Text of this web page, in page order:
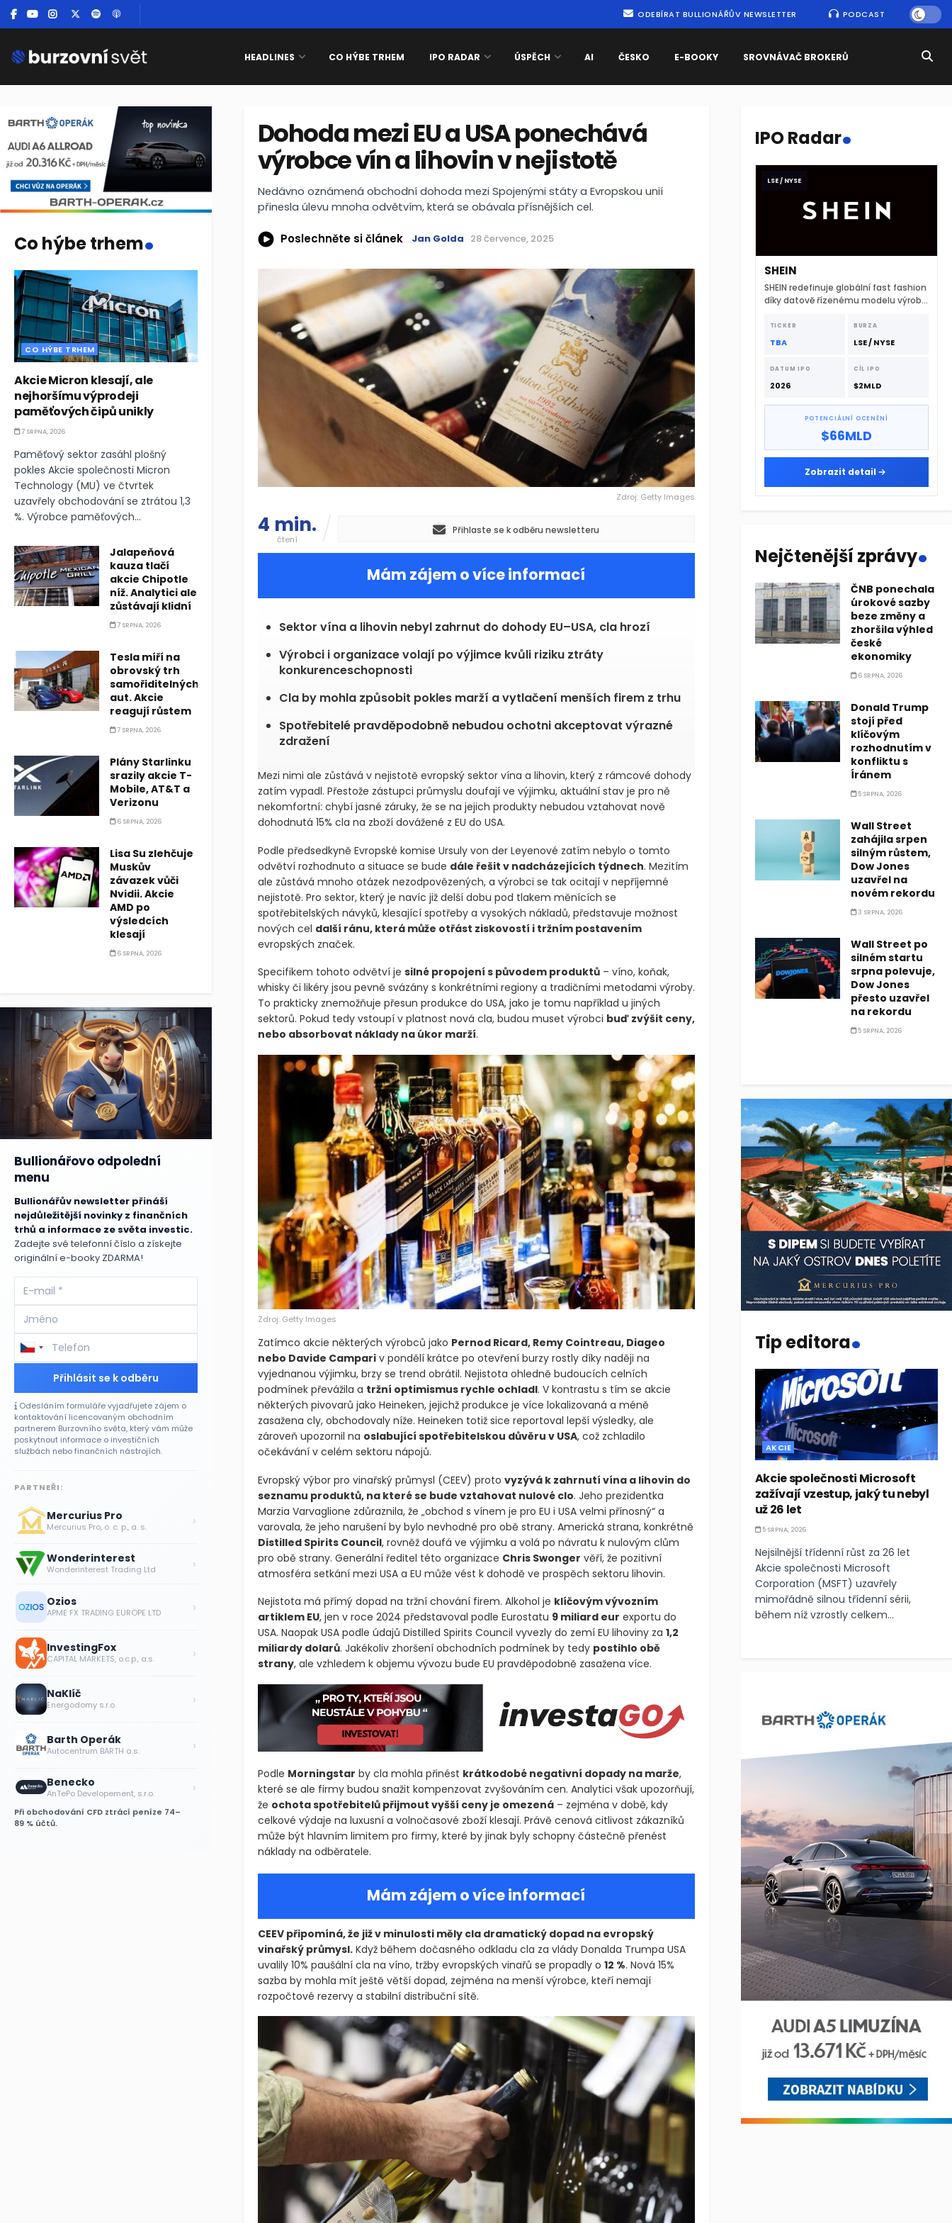
ODEBÍRAT BULLIONÁŘŮV NEWSLETTER PODCAST
HEADLINES CO HÝBE TRHEM IPO RADAR ÚSPĚCH AI ČESKO E-BOOKY SROVNÁVAČ BROKERŮ
Dohoda mezi EU a USA ponechává
výrobce vín a lihovin v nejistotě
Nedávno oznámená obchodní dohoda mezi Spojenými státy a Evropskou unií
přinesla úlevu mnoha odvětvím, která se obávala přísnějších cel.
Poslechněte si článek Jan Golda 28 července, 2025
Zdroj: Getty Images
4 min.
čtení
Přihlaste se k odběru newsletteru
Mám zájem o více informací
Sektor vína a lihovin nebyl zahrnut do dohody EU–USA, cla hrozí
Výrobci i organizace volají po výjimce kvůli riziku ztráty
konkurenceschopnosti
Cla by mohla způsobit pokles marží a vytlačení menších firem z trhu
Spotřebitelé pravděpodobně nebudou ochotni akceptovat výrazné
zdražení
Mezi nimi ale zůstává v nejistotě evropský sektor vína a lihovin, který z rámcové dohody
zatím vypadl. Přestože zástupci průmyslu doufají ve výjimku, aktuální stav je pro ně
nekomfortní: chybí jasné záruky, že se na jejich produkty nebudou vztahovat nově
dohodnutá 15% cla na zboží dovážené z EU do USA.
Podle předsedkyně Evropské komise Ursuly von der Leyenové zatím nebylo o tomto
odvětví rozhodnuto a situace se bude dále řešit v nadcházejících týdnech. Mezitím
ale zůstává mnoho otázek nezodpovězených, a výrobci se tak ocitají v nepříjemné
nejistotě. Pro sektor, který je navíc již delší dobu pod tlakem měnících se
spotřebitelských návyků, klesající spotřeby a vysokých nákladů, představuje možnost
nových cel další ránu, která může otřást ziskovostí i tržním postavením
evropských značek.
Specifikem tohoto odvětví je silné propojení s původem produktů– víno, koňak,
whisky či likéry jsou pevně svázány s konkrétními regiony a tradičními metodami výroby.
To prakticky znemožňuje přesun produkce do USA, jako je tomu například u jiných
sektorů. Pokud tedy vstoupí v platnost nová cla, budou muset výrobci buď zvýšit ceny,
nebo absorbovat náklady na úkor marží.
Zdroj: Getty Images
Zatímco akcie některých výrobců jako Pernod Ricard, Remy Cointreau, Diageo
nebo Davide Campariv pondělí krátce po otevření burzy rostly díky naději na
vyjednanou výjimku, brzy se trend obrátil. Nejistota ohledně budoucích celních
podmínek převážila a tržní optimismus rychle ochladl. V kontrastu s tím se akcie
některých pivovarů jako Heineken, jejichž produkce je více lokalizovaná a méně
zasažena cly, obchodovaly níže. Heineken totiž sice reportoval lepší výsledky, ale
zároveň upozornil na oslabující spotřebitelskou důvěru v USA, což zchladilo
očekávání v celém sektoru nápojů.
Evropský výbor pro vinařský průmysl (CEEV) proto vyzývá k zahrnutí vína a lihovin do
seznamu produktů, na které se bude vztahovat nulové clo. Jeho prezidentka
Marzia Varvaglione zdůraznila, že „obchod s vínem je pro EU i USA velmi přínosný“ a
varovala, že jeho narušení by bylo nevhodné pro obě strany. Americká strana, konkrétně
Distilled Spirits Council, rovněž doufá ve výjimku a volá po návratu k nulovým clům
pro obě strany. Generální ředitel této organizace Chris Swonger věří, že pozitivní
atmosféra setkání mezi USA a EU může vést k dohodě ve prospěch sektoru lihovin.
Nejistota má přímý dopad na tržní chování firem. Alkohol je klíčovým vývozním
artiklem EU, jen v roce 2024 představoval podle Eurostatu 9 miliard eur exportu do
USA. Naopak USA podle údajů Distilled Spirits Council vyvezly do zemí EU lihoviny za 1,2
miliardy dolarů. Jakékoliv zhoršení obchodních podmínek by tedy postihlo obě
strany, ale vzhledem k objemu vývozu bude EU pravděpodobně zasažena více.
Podle Morningstar by cla mohla přinést krátkodobé negativní dopady na marže,
které se ale firmy budou snažit kompenzovat zvyšováním cen. Analytici však upozorňují,
že ochota spotřebitelů přijmout vyšší ceny je omezená– zejména v době, kdy
celkové výdaje na luxusní a volnočasové zboží klesají. Právě cenová citlivost zákazníků
může být hlavním limitem pro firmy, které by jinak byly schopny částečně přenést
náklady na odběratele.
Mám zájem o více informací
CEEV připomíná, že již v minulosti měly cla dramatický dopad na evropský
vinařský průmysl.Když během dočasného odkladu cla za vlády Donalda Trumpa USA
uvalily 10% paušální cla na víno, tržby evropských vinařů se propadly o 12 %. Nová 15%
sazba by mohla mít ještě větší dopad, zejména na menší výrobce, kteří nemají
rozpočtové rezervy a stabilní distribuční sítě.
Co hýbe trhem.
CO HÝBE TRHEM
Akcie Micron klesají, ale
nejhoršímu výprodeji
paměťových čipů unikly
7 SRPNA, 2026
Paměťový sektor zasáhl plošný
pokles Akcie společnosti Micron
Technology (MU) ve čtvrtek
uzavřely obchodování se ztrátou 1,3
%. Výrobce paměťových...
Jalapeňová
kauza tlačí
akcie Chipotle
níž. Analytici ale
zůstávají klidní
7 SRPNA, 2026
Tesla míří na
obrovský trh
samořiditelných
aut. Akcie
reagují růstem
7 SRPNA, 2026
Plány Starlinku
srazily akcie T-
Mobile, AT&T a
Verizonu
6 SRPNA, 2026
Lisa Su zlehčuje
Muskův
závazek vůči
Nvidii. Akcie
AMD po
výsledcích
klesají
6 SRPNA, 2026
Bullionářovo odpolední
menu
Bullionářův newsletter přináší
nejdůležitější novinky z finančních
trhů a informace ze světa investic.
Zadejte své telefonní číslo a získejte
originální e-booky ZDARMA!
Přihlásit se k odběru
Odesláním formuláře vyjadřujete zájem o
kontaktování licencovaným obchodním
partnerem Burzovního světa, který vám může
poskytnout informace o investičních
službách nebo finančních nástrojích.
PARTNEŘI:
Mercurius Pro
Mercurius Pro, o. c. p., a. s. ›
Wonderinterest
Wonderinterest Trading Ltd ›
Ozios
APME FX TRADING EUROPE LTD ›
InvestingFox
CAPITAL MARKETS, o.c.p., a.s. ›
NaKlíč
Energodomy s.r.o. ›
Barth Operák
Autocentrum BARTH a.s. ›
Benecko
AnTePo Developement, s.r.o. ›
Při obchodování CFD ztrácí peníze 74–
89 % účtů.
IPO Radar.
LSE / NYSE
SHEIN
SHEIN redefinuje globální fast fashion
díky datově řízenému modelu výroby
dodavatelskému řetězci.
TICKER
TBA
BURZA
LSE / NYSE
DATUM IPO
2026
CÍL IPO
$2MLD
POTENCIÁLNÍ OCENĚNÍ
$66MLD
Zobrazit detail
Nejčtenější zprávy.
ČNB ponechala
úrokové sazby
beze změny a
zhoršila výhled
české
ekonomiky
6 SRPNA, 2026
Donald Trump
stojí před
klíčovým
rozhodnutím v
konfliktu s
Íránem
5 SRPNA, 2026
Wall Street
zahájila srpen
silným růstem,
Dow Jones
uzavřel na
novém rekordu
3 SRPNA, 2026
Wall Street po
silném startu
srpna polevuje,
Dow Jones
přesto uzavřel
na rekordu
5 SRPNA, 2026
Tip editora.
AKCIE
Akcie společnosti Microsoft
zažívají vzestup, jaký tu nebyl
už 26 let
5 SRPNA, 2026
Nejsilnější třídenní růst za 26 let
Akcie společnosti Microsoft
Corporation (MSFT) uzavřely
mimořádně silnou třídenní sérii,
během níž vzrostly celkem...